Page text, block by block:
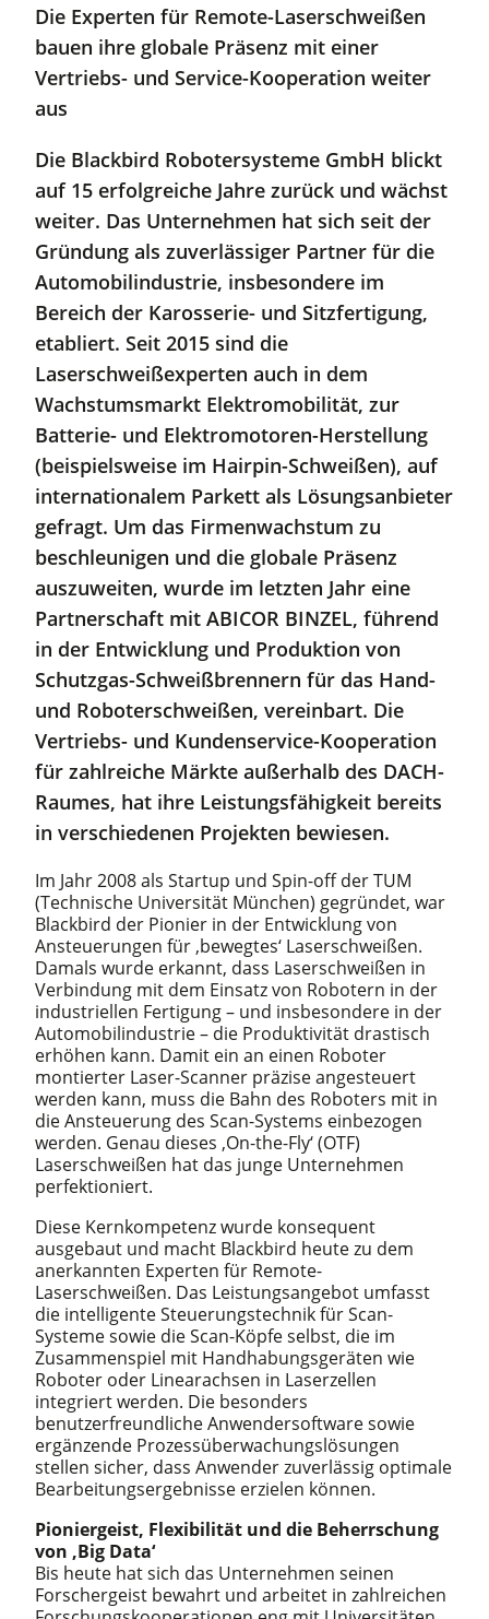
Die Experten für Remote-Laserschweißen
bauen ihre globale Präsenz mit einer
Vertriebs- und Service-Kooperation weiter
aus
Die Blackbird Robotersysteme GmbH blickt
auf 15 erfolgreiche Jahre zurück und wächst
weiter. Das Unternehmen hat sich seit der
Gründung als zuverlässiger Partner für die
Automobilindustrie, insbesondere im
Bereich der Karosserie- und Sitzfertigung,
etabliert. Seit 2015 sind die
Laserschweißexperten auch in dem
Wachstumsmarkt Elektromobilität, zur
Batterie- und Elektromotoren-Herstellung
(beispielsweise im Hairpin-Schweißen), auf
internationalem Parkett als Lösungsanbieter
gefragt. Um das Firmenwachstum zu
beschleunigen und die globale Präsenz
auszuweiten, wurde im letzten Jahr eine
Partnerschaft mit ABICOR BINZEL, führend
in der Entwicklung und Produktion von
Schutzgas-Schweißbrennern für das Hand-
und Roboterschweißen, vereinbart. Die
Vertriebs- und Kundenservice-Kooperation
für zahlreiche Märkte außerhalb des DACH-
Raumes, hat ihre Leistungsfähigkeit bereits
in verschiedenen Projekten bewiesen.
Im Jahr 2008 als Startup und Spin-off der TUM
(Technische Universität München) gegründet, war
Blackbird der Pionier in der Entwicklung von
Ansteuerungen für ‚bewegtes‘ Laserschweißen.
Damals wurde erkannt, dass Laserschweißen in
Verbindung mit dem Einsatz von Robotern in der
industriellen Fertigung – und insbesondere in der
Automobilindustrie – die Produktivität drastisch
erhöhen kann. Damit ein an einen Roboter
montierter Laser-Scanner präzise angesteuert
werden kann, muss die Bahn des Roboters mit in
die Ansteuerung des Scan-Systems einbezogen
werden. Genau dieses ‚On-the-Fly‘ (OTF)
Laserschweißen hat das junge Unternehmen
perfektioniert.
Diese Kernkompetenz wurde konsequent
ausgebaut und macht Blackbird heute zu dem
anerkannten Experten für Remote-
Laserschweißen. Das Leistungsangebot umfasst
die intelligente Steuerungstechnik für Scan-
Systeme sowie die Scan-Köpfe selbst, die im
Zusammenspiel mit Handhabungsgeräten wie
Roboter oder Linearachsen in Laserzellen
integriert werden. Die besonders
benutzerfreundliche Anwendersoftware sowie
ergänzende Prozessüberwachungslösungen
stellen sicher, dass Anwender zuverlässig optimale
Bearbeitungsergebnisse erzielen können.
Pioniergeist, Flexibilität und die Beherrschung
von ‚Big Data‘
Bis heute hat sich das Unternehmen seinen
Forschergeist bewahrt und arbeitet in zahlreichen